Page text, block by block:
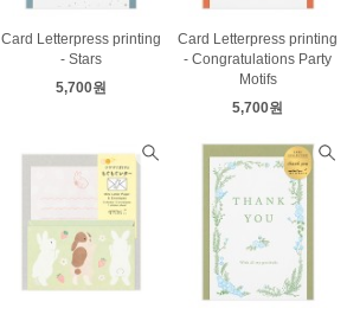
Card Letterpress printing
- Stars
5,700원
Card Letterpress printing
- Congratulations Party
Motifs
5,700원